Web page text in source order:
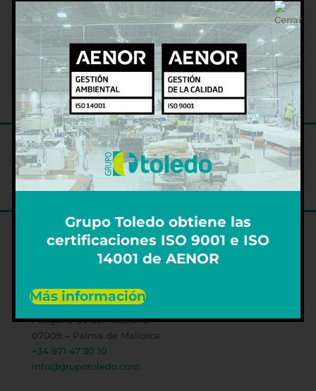
Incluye elementos de retención para ocultar
la bolsa
Capacidades: 56,8lts y 79,5lts
DELEGACIÓN CENTRAL PALMA
Avda. 16 de Julio, 53
Polígono de Son Castelló
07009 – Palma de Mallorca
+34 971 47 30 10
info@grupotoledo.com
Grupo Toledo obtiene las
certificaciones ISO 9001 e ISO
14001 de AENOR
Más información